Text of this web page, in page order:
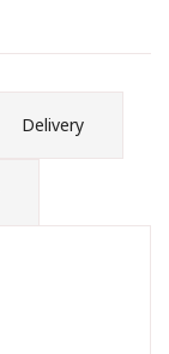
Delivery